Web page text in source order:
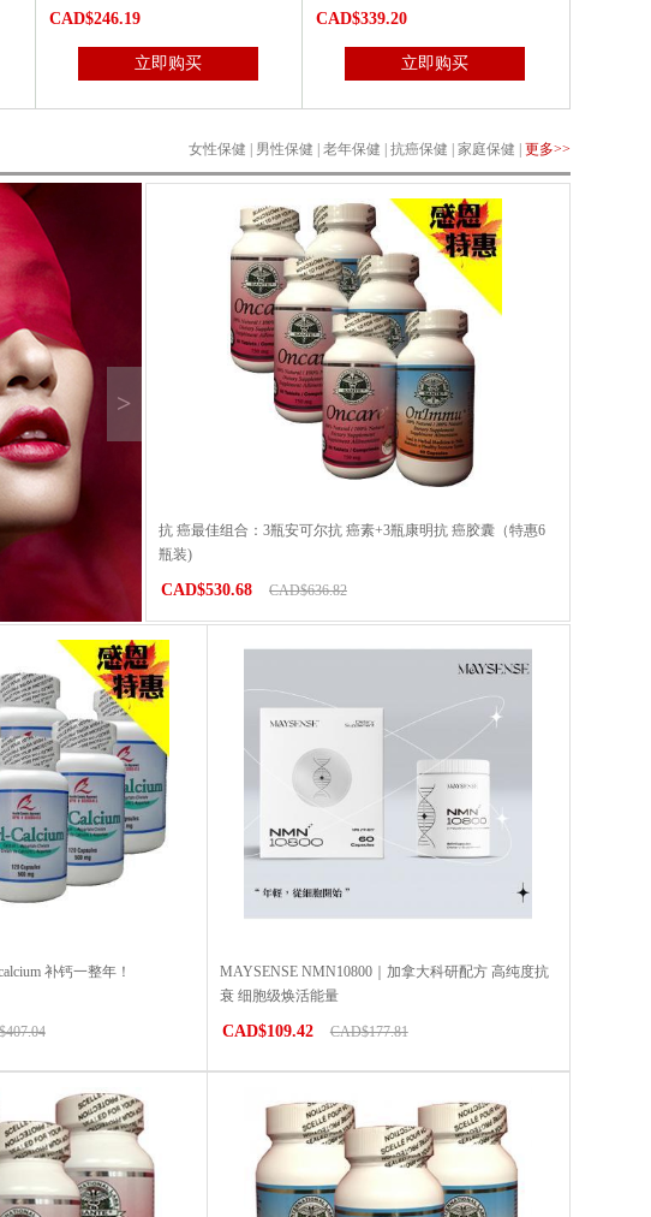
CAD$339.20
立即购买
CAD$530.68
立即购买
女性保健 男性保健 老年保健 抗癌保健 家庭保健 更多>>
>
抗 癌最佳组合：3瓶安可尔抗 癌素+3瓶康明抗 癌胶囊（特惠6
瓶装)
CAD$530.68 CAD$636.82
补钙一整年！
MAYSENSE NMN10800｜加拿大科研配方 高纯度抗
衰 细胞级焕活能量
CAD$109.42 CAD$177.81